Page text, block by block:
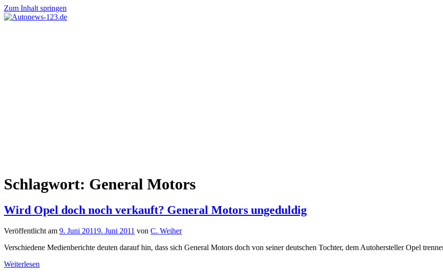
Zum Inhalt springen
Schlagwort: General Motors
Wird Opel doch noch verkauft? General Motors ungeduldig
Veröffentlicht am 9. Juni 20119. Juni 2011 von C. Weiher
Verschiedene Medienberichte deuten darauf hin, dass sich General Motors doch von seiner deutschen Tochter, dem Autohersteller Opel
Weiterlesen